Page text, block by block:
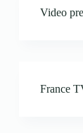
Video
France